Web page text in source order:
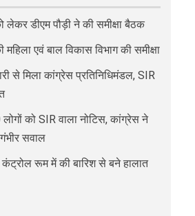
लेकर डीएम पौड़ी ने की समीक्षा बैठक
महिला एवं बाल विकास विभाग की समीक्षा
से मिला कांग्रेस प्रतिनिधिमंडल, SIR
को SIR वाला नोटिस, कांग्रेस ने
सवाल
रूम में की बारिश से बने हालात